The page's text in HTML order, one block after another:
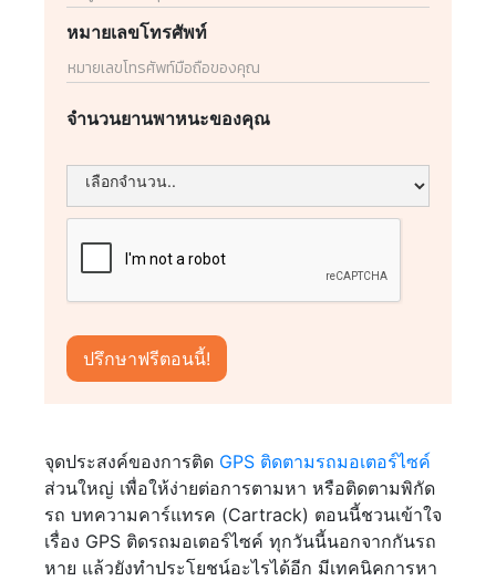
หมายเลขโทรศัพท์
จำนวนยานพาหนะของคุณ
จุดประสงค์ของการติด GPS ติดตามรถมอเตอร์ไซค์
ส่วนใหญ่ เพื่อให้ง่ายต่อการตามหา หรือติดตามพิกัด
รถ บทความคาร์แทรค (Cartrack) ตอนนี้ชวนเข้าใจ
เรื่อง GPS ติดรถมอเตอร์ไซค์ ทุกวันนี้นอกจากกันรถ
หาย แล้วยังทำประโยชน์อะไรได้อีก มีเทคนิคการหา